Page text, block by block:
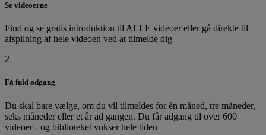
Se videoerne
Find og se gratis introduktion til ALLE videoer eller gå direkte til
afspilning af hele videoen ved at tilmelde dig
2
Få fuld adgang
Du skal bare vælge, om du vil tilmeldes for én måned, tre måneder,
seks måneder eller et år ad gangen. Du får adgang til over 600
videoer - og biblioteket vokser hele tiden